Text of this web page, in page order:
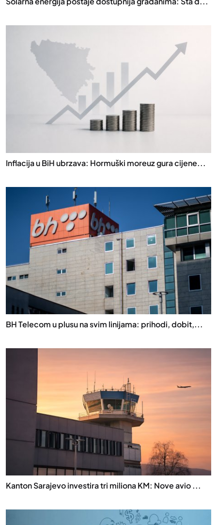
Inflacija u BiH ubrzava: Hormuški moreuz gura cijene...
BH Telecom u plusu na svim linijama: prihodi, dobit,...
Kanton Sarajevo investira tri miliona KM: Nove avio ...